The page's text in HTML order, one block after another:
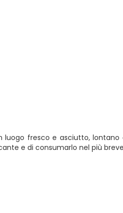
fresco e asciutto,
e di consumarlo nel più